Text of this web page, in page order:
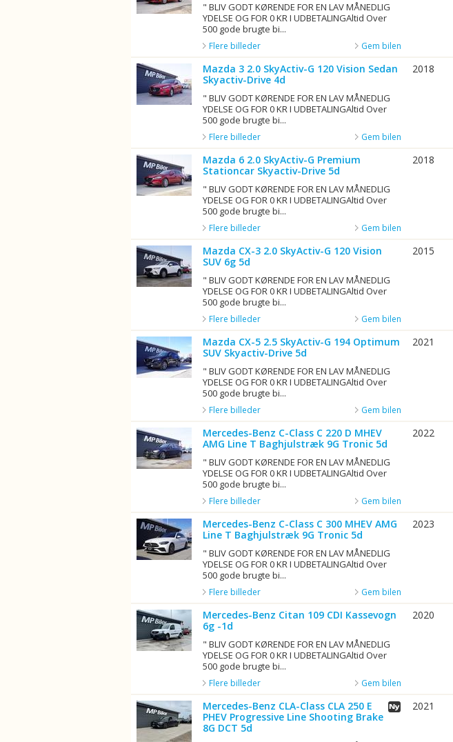
" BLIV GODT KØRENDE FOR EN LAV MÅNEDLIG
YDELSE OG FOR 0 KR I UDBETALINGAltid Over
500 gode brugte bi...
Gem bilen
Flere billeder
Mazda 3 2.0 SkyActiv-G 120 Vision Sedan
Skyactiv-Drive 4d
" BLIV GODT KØRENDE FOR EN LAV MÅNEDLIG
YDELSE OG FOR 0 KR I UDBETALINGAltid Over
500 gode brugte bi...
Gem bilen
Flere billeder
2018
Mazda 6 2.0 SkyActiv-G Premium
Stationcar Skyactiv-Drive 5d
" BLIV GODT KØRENDE FOR EN LAV MÅNEDLIG
YDELSE OG FOR 0 KR I UDBETALINGAltid Over
500 gode brugte bi...
Gem bilen
Flere billeder
2018
Mazda CX-3 2.0 SkyActiv-G 120 Vision
SUV 6g 5d
" BLIV GODT KØRENDE FOR EN LAV MÅNEDLIG
YDELSE OG FOR 0 KR I UDBETALINGAltid Over
500 gode brugte bi...
Gem bilen
Flere billeder
2015
Mazda CX-5 2.5 SkyActiv-G 194 Optimum
SUV Skyactiv-Drive 5d
" BLIV GODT KØRENDE FOR EN LAV MÅNEDLIG
YDELSE OG FOR 0 KR I UDBETALINGAltid Over
500 gode brugte bi...
Gem bilen
Flere billeder
2021
Mercedes-Benz C-Class C 220 D MHEV
AMG Line T Baghjulstræk 9G Tronic 5d
" BLIV GODT KØRENDE FOR EN LAV MÅNEDLIG
YDELSE OG FOR 0 KR I UDBETALINGAltid Over
500 gode brugte bi...
Gem bilen
Flere billeder
2022
Mercedes-Benz C-Class C 300 MHEV AMG
Line T Baghjulstræk 9G Tronic 5d
" BLIV GODT KØRENDE FOR EN LAV MÅNEDLIG
YDELSE OG FOR 0 KR I UDBETALINGAltid Over
500 gode brugte bi...
Gem bilen
Flere billeder
2023
Mercedes-Benz Citan 109 CDI Kassevogn
6g -1d
" BLIV GODT KØRENDE FOR EN LAV MÅNEDLIG
YDELSE OG FOR 0 KR I UDBETALINGAltid Over
500 gode brugte bi...
Gem bilen
Flere billeder
2020
Mercedes-Benz CLA-Class CLA 250 E
PHEV Progressive Line Shooting Brake
8G DCT 5d
2021